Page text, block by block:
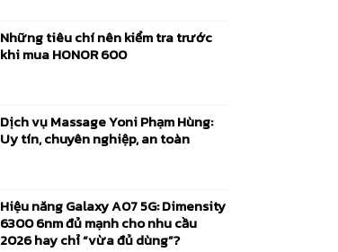
Những tiêu chí nên kiểm tra trước
khi mua HONOR 600
Dịch vụ Massage Yoni Phạm Hùng:
Uy tín, chuyên nghiệp, an toàn
Hiệu năng Galaxy A07 5G: Dimensity
6300 6nm đủ mạnh cho nhu cầu
2026 hay chỉ “vừa đủ dùng”?